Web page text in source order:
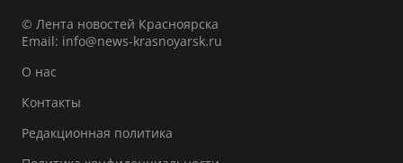
© Лента новостей Красноярска
Email: info@news-krasnoyarsk.ru
О нас
Контакты
Редакционная политика